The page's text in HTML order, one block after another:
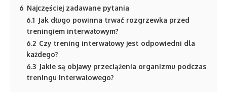
6 Najczęściej zadawane pytania
6.1 Jak długo powinna trwać rozgrzewka przed
treningiem interwałowym?
6.2 Czy trening interwałowy jest odpowiedni dla
każdego?
6.3 Jakie są objawy przeciążenia organizmu podczas
treningu interwałowego?